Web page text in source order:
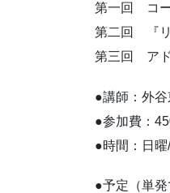
第一回 コー
第二回 『リ
第三回 アド
●講師：外谷
●参加費：
●時間：日
●予定（単発